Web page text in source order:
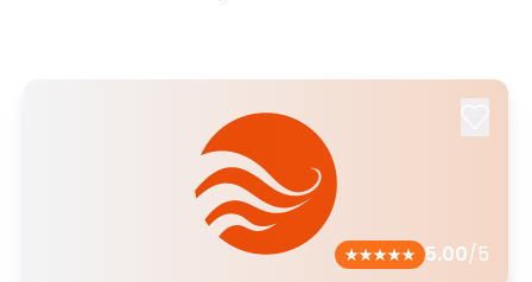
5.00/5